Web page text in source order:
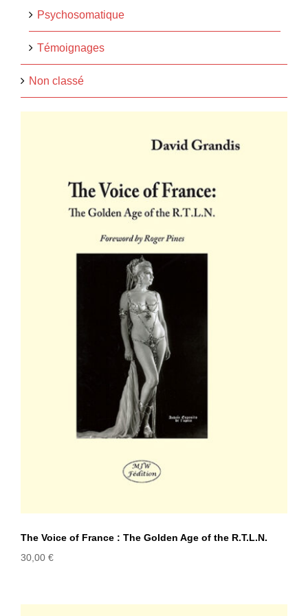
Psychosomatique
Témoignages
Non classé
The Voice of France : The Golden Age
of the R.T.L.N.
The Voice of France : The Golden Age of the R.T.L.N.
30,00 €